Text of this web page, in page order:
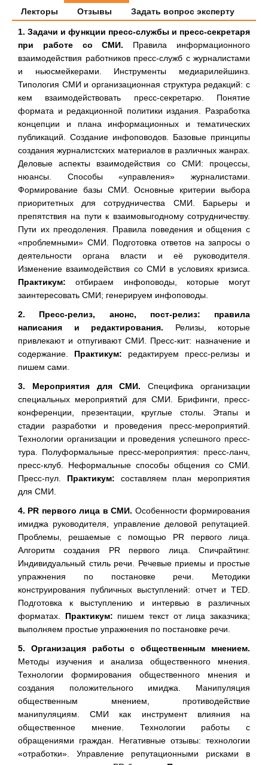
Лекторы
Отзывы Задать вопрос эксперту
1. Задачи и функции пресс-службы и пресс-секретаря
при работе со СМИ. Правила информационного
взаимодействия работников пресс-служб с журналистами
и ньюсмейкерами. Инструменты медиарилейшинз.
Типология СМИ и организационная структура редакций: с
кем взаимодействовать пресс-секретарю. Понятие
формата и редакционной политики издания. Разработка
концепции и плана информационных и тематических
публикаций. Создание инфоповодов. Базовые принципы
создания журналистских материалов в различных жанрах.
Деловые аспекты взаимодействия со СМИ: процессы,
нюансы. Способы «управления» журналистами.
Формирование базы СМИ. Основные критерии выбора
приоритетных для сотрудничества СМИ. Барьеры и
препятствия на пути к взаимовыгодному сотрудничеству.
Пути их преодоления. Правила поведения и общения с
«проблемными» СМИ. Подготовка ответов на запросы о
деятельности органа власти и её руководителя.
Изменение взаимодействия со СМИ в условиях кризиса.
Практикум: отбираем инфоповоды, которые могут
заинтересовать СМИ; генерируем инфоповоды.
2. Пресс-релиз, анонс, пост-релиз: правила
написания и редактирования. Релизы, которые
привлекают и отпугивают СМИ. Пресс-кит: назначение и
содержание. Практикум: редактируем пресс-релизы и
пишем сами.
3. Мероприятия для СМИ. Специфика организации
специальных мероприятий для СМИ. Брифинги, пресс-
конференции, презентации, круглые столы. Этапы и
стадии разработки и проведения пресс-мероприятий.
Технологии организации и проведения успешного пресс-
тура. Полуформальные пресс-мероприятия: пресс-ланч,
пресс-клуб. Неформальные способы общения со СМИ.
Пресс-пул. Практикум: составляем план мероприятия
для СМИ.
4. PR первого лица в СМИ. Особенности формирования
имиджа руководителя, управление деловой репутацией.
Проблемы, решаемые с помощью PR первого лица.
Алгоритм создания PR первого лица. Спичрайтинг.
Индивидуальный стиль речи. Речевые приемы и простые
упражнения по постановке речи. Методики
конструирования публичных выступлений: отчет и TED.
Подготовка к выступлению и интервью в различных
форматах. Практикум: пишем текст от лица заказчика;
выполняем простые упражнения по постановке речи.
5. Организация работы с общественным мнением.
Методы изучения и анализа общественного мнения.
Технологии формирования общественного мнения и
создания положительного имиджа. Манипуляция
общественным мнением, противодействие
манипуляциям. СМИ как инструмент влияния на
общественное мнение. Технологии работы с
обращениями граждан. Негативные отзывы: технологии
«отработки». Управление репутационными рисками в